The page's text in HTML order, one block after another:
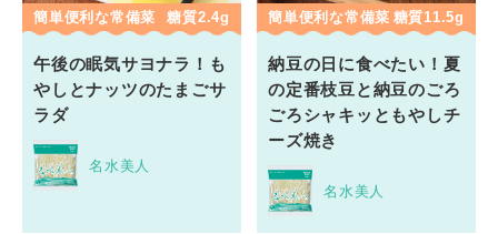
簡単便利な常備菜 糖質2.4g
午後の眠気サヨナラ！も
やしとナッツのたまごサ
ラダ
名水美人
簡単便利な常備菜 糖質11.5g
納豆の日に食べたい！夏
の定番枝豆と納豆のごろ
ごろシャキッともやしチ
ーズ焼き
名水美人